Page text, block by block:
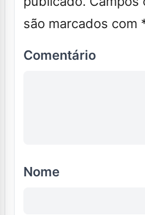
são marcados com
Comentário
Nome